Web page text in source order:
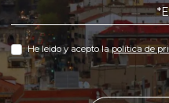
He leido y acepto lapolítica de